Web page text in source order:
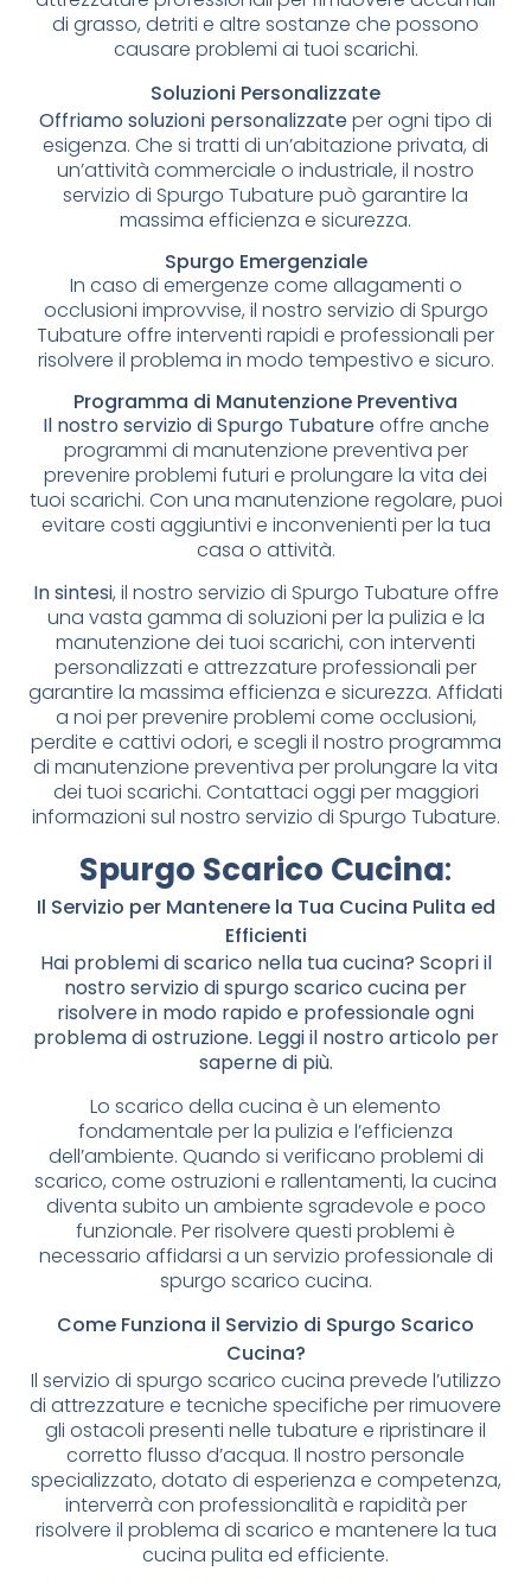
di grasso, detriti e altre sostanze che possono
causare problemi ai tuoi scarichi.
Soluzioni Personalizzate
Offriamo soluzioni personalizzateper ogni tipo di
esigenza. Che si tratti di un’abitazione privata, di
un’attività commerciale o industriale, il nostro
servizio di Spurgo Tubature può garantire la
massima efficienza e sicurezza.
Spurgo Emergenziale
In caso di emergenze come allagamenti o
occlusioni improvvise, il nostro servizio di Spurgo
Tubature offre interventi rapidi e professionali per
risolvere il problema in modo tempestivo e sicuro.
Programma di Manutenzione Preventiva
Il nostro servizio di Spurgo Tubatureoffre anche
programmi di manutenzione preventiva per
prevenire problemi futuri e prolungare la vita dei
tuoi scarichi. Con una manutenzione regolare, puoi
evitare costi aggiuntivi e inconvenienti per la tua
casa o attività.
In sintesi, il nostro servizio di Spurgo Tubature offre
una vasta gamma di soluzioni per la pulizia e la
manutenzione dei tuoi scarichi, con interventi
personalizzati e attrezzature professionali per
garantire la massima efficienza e sicurezza. Affidati
a noi per prevenire problemi come occlusioni,
perdite e cattivi odori, e scegli il nostro programma
di manutenzione preventiva per prolungare la vita
dei tuoi scarichi. Contattaci oggi per maggiori
informazioni sul nostro servizio di Spurgo Tubature.
Spurgo Scarico Cucina:
Il Servizio per Mantenere la Tua Cucina Pulita ed
Efficienti
Hai problemi di scarico nella tua cucina? Scopri il
nostro servizio di spurgo scarico cucina per
risolvere in modo rapido e professionale ogni
problema di ostruzione. Leggi il nostro articolo per
saperne di più.
Lo scarico della cucina è un elemento
fondamentale per la pulizia e l’efficienza
dell’ambiente. Quando si verificano problemi di
scarico, come ostruzioni e rallentamenti, la cucina
diventa subito un ambiente sgradevole e poco
funzionale. Per risolvere questi problemi è
necessario affidarsi a un servizio professionale di
spurgo scarico cucina.
Come Funziona il Servizio di Spurgo Scarico
Cucina?
Il servizio di spurgo scarico cucina prevede l’utilizzo
di attrezzature e tecniche specifiche per rimuovere
gli ostacoli presenti nelle tubature e ripristinare il
corretto flusso d’acqua. Il nostro personale
specializzato, dotato di esperienza e competenza,
interverrà con professionalità e rapidità per
risolvere il problema di scarico e mantenere la tua
cucina pulita ed efficiente.